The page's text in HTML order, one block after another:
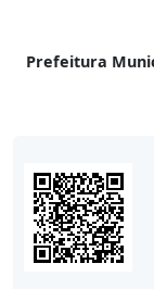
Prefeitura